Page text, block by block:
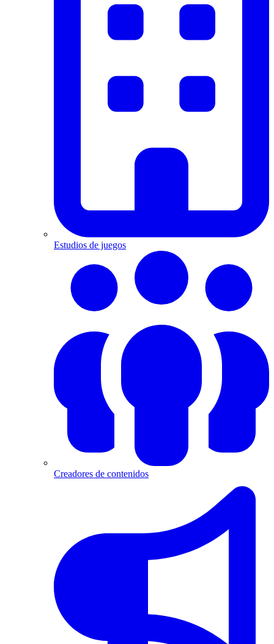
Estudios de juegos
Creadores de contenidos